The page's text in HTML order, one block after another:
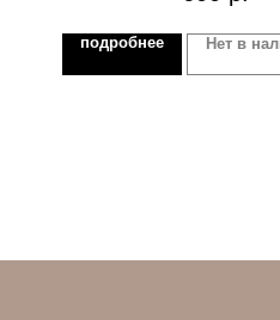
подробнее Нет в